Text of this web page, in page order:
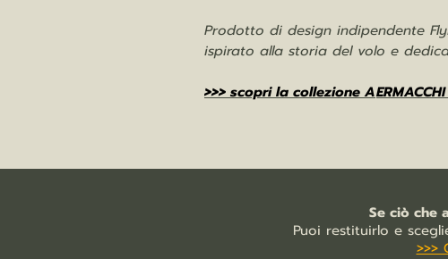
Prodotto di design indipendente
ispirato alla storia del volo e
>>> scopri la collezione A
Se ciò che
Puoi restituirlo e
>>>